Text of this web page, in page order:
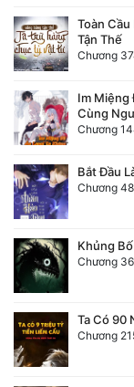
Tu Tiên
Tội Phạm
Vô Địch
Võ Hiệp
Võng Du
Xuyên Không
Xuyên Nhanh
Xuyên Sách
Xuyên Thư
Điền Văn
Toàn Cầu
Tận Thế
Chương
Im Miệng
Cùng
Chương
Bắt Đầu
Chương
Khủng
Chương
Ta Có 90
Chương